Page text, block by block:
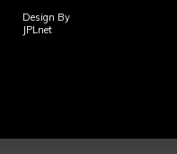
Design By
JPLnet